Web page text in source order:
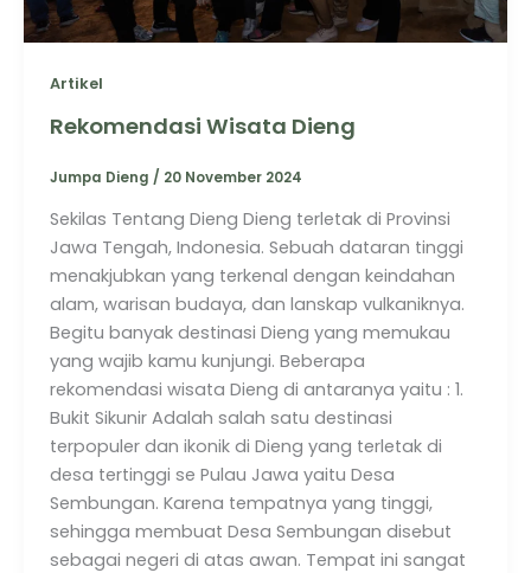
Artikel
Rekomendasi Wisata Dieng
Jumpa Dieng / 20 November 2024
Sekilas Tentang Dieng Dieng terletak di Provinsi
Jawa Tengah, Indonesia. Sebuah dataran tinggi
menakjubkan yang terkenal dengan keindahan
alam, warisan budaya, dan lanskap vulkaniknya.
Begitu banyak destinasi Dieng yang memukau
yang wajib kamu kunjungi. Beberapa
rekomendasi wisata Dieng di antaranya yaitu : 1.
Bukit Sikunir Adalah salah satu destinasi
terpopuler dan ikonik di Dieng yang terletak di
desa tertinggi se Pulau Jawa yaitu Desa
Sembungan. Karena tempatnya yang tinggi,
sehingga membuat Desa Sembungan disebut
sebagai negeri di atas awan. Tempat ini sangat